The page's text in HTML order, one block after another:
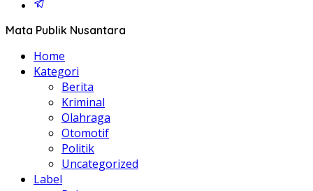
Mata Publik Nusantara
Home
Kategori
Berita
Kriminal
Olahraga
Otomotif
Politik
Uncategorized
Label